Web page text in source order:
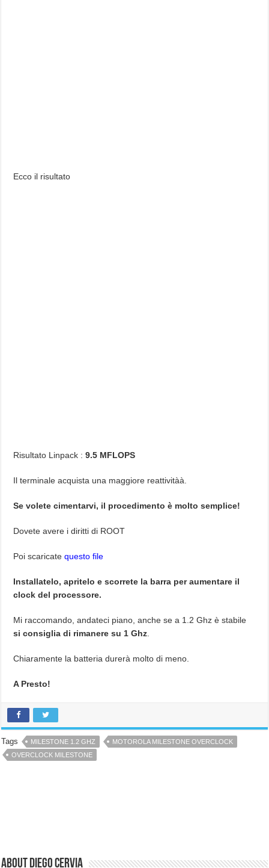
Ecco il risultato
Risultato Linpack :9.5 MFLOPS
Il terminale acquista una maggiore reattivitàà.
Se volete cimentarvi, il procedimento è molto semplice!
Dovete avere i diritti di ROOT
Poi scaricatequesto file
Installatelo, apritelo e scorrete la barra per aumentare il
clock del processore.
Mi raccomando, andateci piano, anche se a 1.2 Ghz è stabile
si consiglia di rimanere su 1 Ghz
Chiaramente la batteria durerà molto di meno.
A Presto!
Tags MILESTONE 1.2 GHZ
MOTOROLA MILESTONE OVERCLOCK
OVERCLOCK MILESTONE
About Diego Cervia